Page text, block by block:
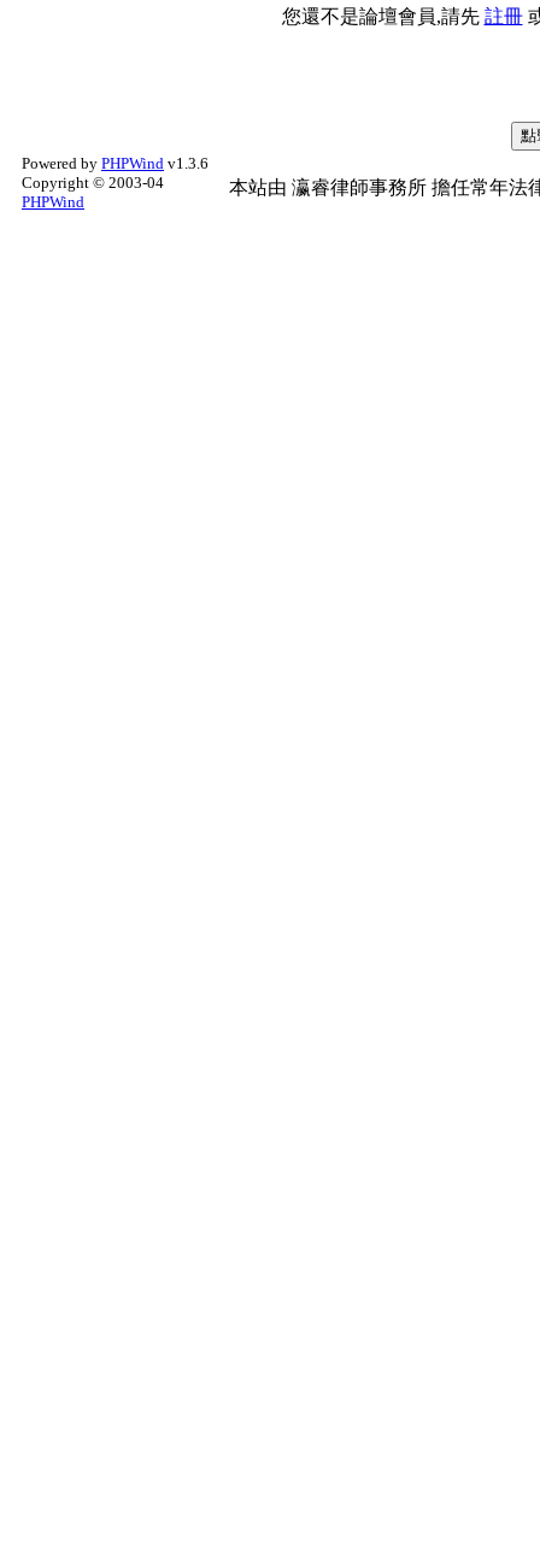
您還不是論壇會員,請先 註冊
Powered by PHPWind v1.3.6
Copyright © 2003-04
PHPWind
本站由 瀛睿律師事務所 擔任常年法